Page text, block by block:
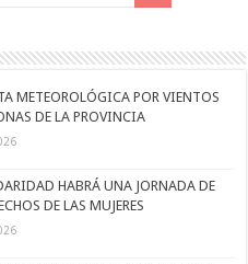
METEOROLÓGICA POR VIENTOS
DE LA PROVINCIA
HABRÁ UNA JORNADA DE
DE LAS MUJERES